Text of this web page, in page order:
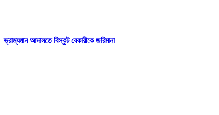
ভ্রাম্যমান আদালতে বিস্কুট বেকারীকে জরিমানা